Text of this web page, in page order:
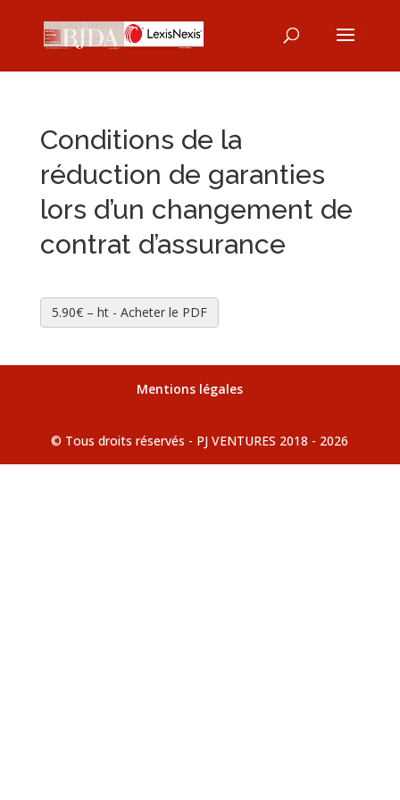
Conditions de la
réduction de garanties
lors d’un changement de
contrat d’assurance
5.90€ – ht - Acheter le PDF
Mentions légales
© Tous droits réservés - PJ VENTURES 2018 - 2026